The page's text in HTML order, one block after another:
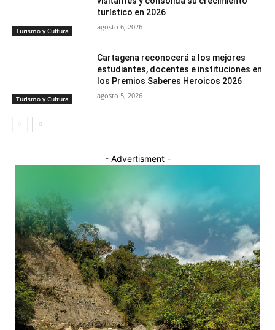
Turismo y Cultura
turístico en 2026
agosto 6, 2026
Turismo y Cultura
Cartagena reconocerá a los mejores
estudiantes, docentes e instituciones en
los Premios Saberes Heroicos 2026
agosto 5, 2026
- Advertisment -